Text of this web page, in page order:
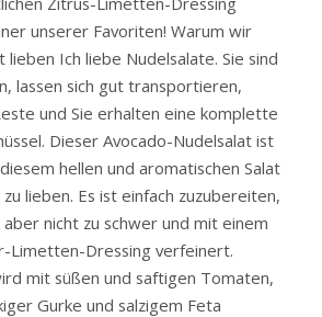
unserer Favoriten! Warum wir
lieben Ich liebe Nudelsalate. Sie sind
lassen sich gut transportieren,
und Sie erhalten eine komplette
Dieser Avocado-Nudelsalat ist
hellen und aromatischen Salat
lieben. Es ist einfach zuzubereiten,
nicht zu schwer und mit einem
Limetten-Dressing verfeinert.
mit süßen und saftigen Tomaten,
Gurke und salzigem Feta